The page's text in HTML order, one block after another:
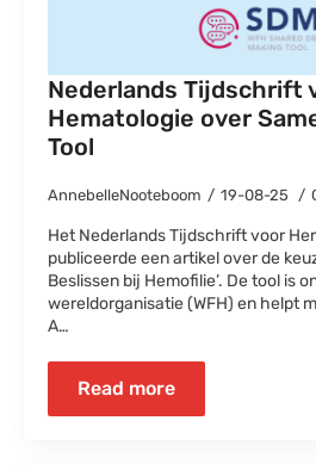
Nederlands Tijdschrift
Hematologie over
Tool
AnnebelleNooteboom 19-08-25
Het Nederlands Tijdschrift voor
publiceerde een artikel over de
Beslissen bij Hemofilie’. De tool is
wereldorganisatie (WFH) en helpt
A…
Read more